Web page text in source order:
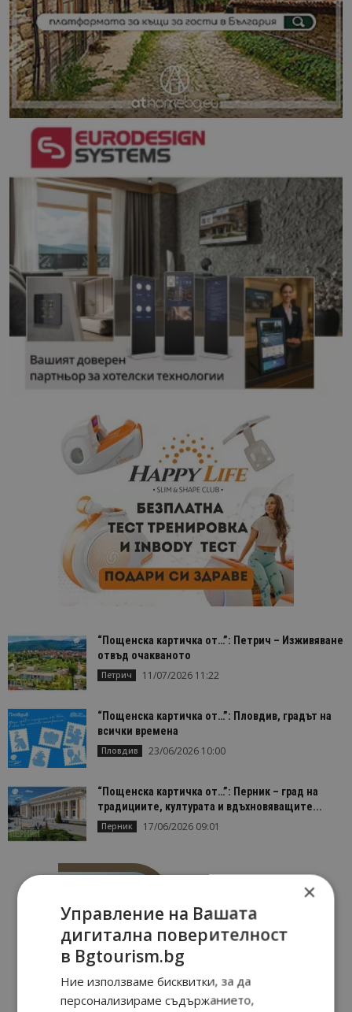
“Пощенска картичка от…”: Петрич – Изживяване
отвъд очакваното
Петрич 11/07/2026 11:22
“Пощенска картичка от…”: Пловдив, градът на
всички времена
Пловдив 23/06/2026 10:00
“Пощенска картичка от…”: Перник – град на
традициите, културата и вдъхновяващите...
Перник 17/06/2026 09:01
×
Управление на Вашата
дигитална поверителност
в Bgtourism.bg
Ние използваме бисквитки, за да
персонализираме съдържанието,